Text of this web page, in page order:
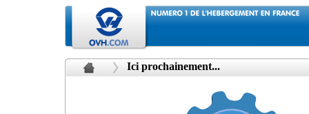
Ici prochainement...